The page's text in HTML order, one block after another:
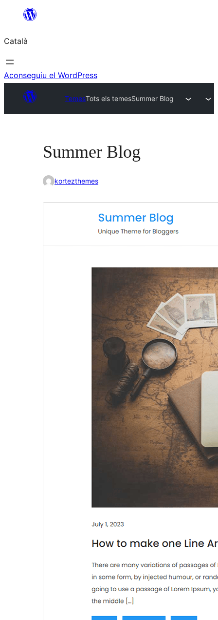
contingut
Català
Aconseguiu el WordPress
TemesTots els temesSummer Blog
Summer Blog
kortezthemes